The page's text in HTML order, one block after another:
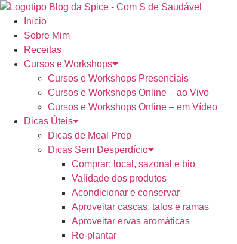
Pular
para
conteúdo
Início
Sobre Mim
Receitas
Cursos e Workshops
Cursos e Workshops Presenciais
Cursos e Workshops Online – ao Vivo
Cursos e Workshops Online – em Vídeo
Dicas Úteis
Dicas de Meal Prep
Dicas Sem Desperdício
Comprar: local, sazonal e bio
Validade dos produtos
Acondicionar e conservar
Aproveitar cascas, talos e ramas
Aproveitar ervas aromáticas
Re-plantar